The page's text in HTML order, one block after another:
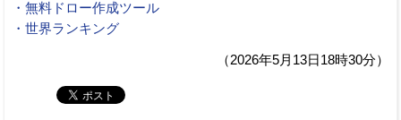
・無料ドロー作成ツール
・世界ランキング
（2026年5月13日18時30分）